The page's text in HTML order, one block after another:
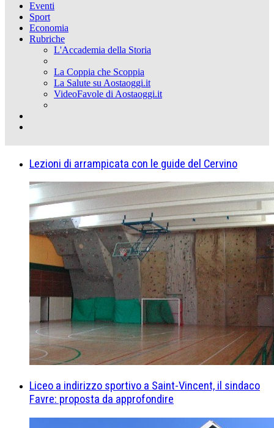
Eventi
Sport
Economia
Rubriche
L'Accademia della Storia
La Coppia che Scoppia
La Salute su Aostaoggi.it
VideoFavole di Aostaoggi.it
Lezioni di arrampicata con le guide del Cervino
Liceo a indirizzo sportivo a Saint-Vincent, il sindaco
Favre: proposta da approfondire